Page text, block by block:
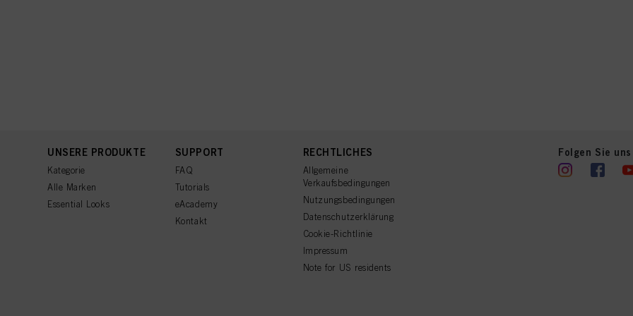
UNSERE PRODUKTE
Kategorie
Alle Marken
Essential Looks
SUPPORT
FAQ
Tutorials
eAcademy
Kontakt
RECHTLICHES
Allgemeine
Verkaufsbedingungen
Nutzungsbedingungen
Datenschutzerklärung
Cookie-Richtlinie
Impressum
Note for US residents
Folgen Sie uns